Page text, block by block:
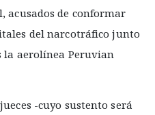
de conformar
del narcotráfico junto
la aerolínea Peruvian
-cuyo sustento será